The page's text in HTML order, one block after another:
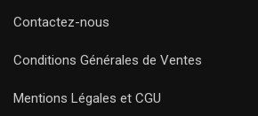
Contactez-nous
Conditions Générales de Ventes
Mentions Légales et CGU